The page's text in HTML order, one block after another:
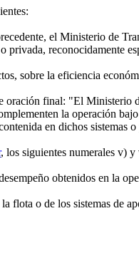
el Ministerio de
privada, reconocidamente
sobre la eficiencia
final: "El Ministerio
la operación
en dichos sistemas
, los siguientes numerales v) y
obtenidos en la
flota o de los sistemas de